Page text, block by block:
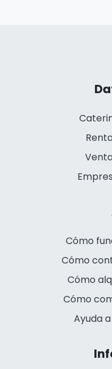
Cómo
Cómo
Cómo
Cómo
Ayuda